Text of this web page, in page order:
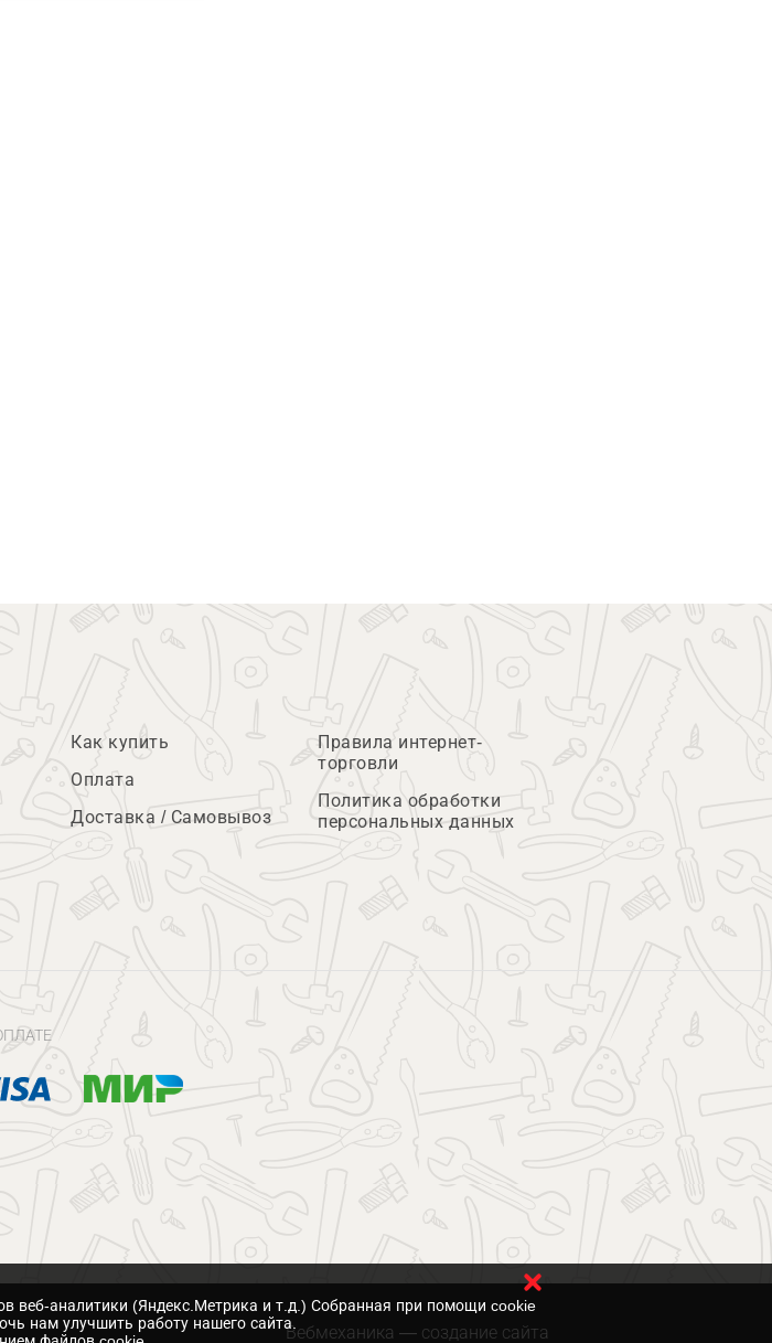
Как купить
Оплата
Доставка / Самовывоз
Правила интернет-
торговли
Политика обработки
персональных данных
Вебмеханика — создание сайта
веб-аналитики (Яндекс.Метрика и т.д.) Собранная при помощи cookie
нам улучшить работу нашего сайта.